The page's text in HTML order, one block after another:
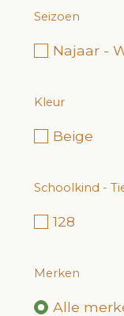
Seizoen
Najaar -
Kleur
Beige
Schoolkind -
128
Merken
Alle